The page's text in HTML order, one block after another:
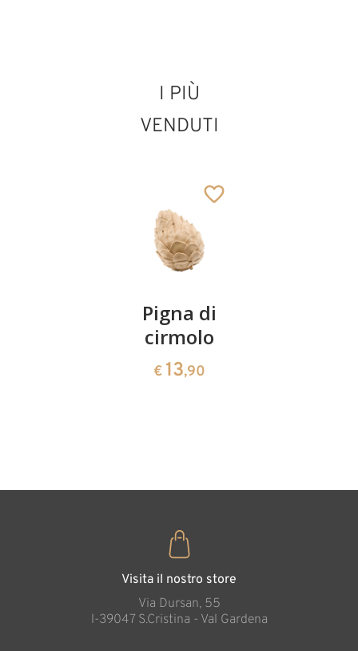
San Meinrad di
Einsiedeln
Aggiunto al carrello
I PIÙ
VENDUTI
Pigna di
cirmolo
€ 13,90
Visita il nostro store
Via Dursan, 55
l-39047 S.Cristina - Val Gardena